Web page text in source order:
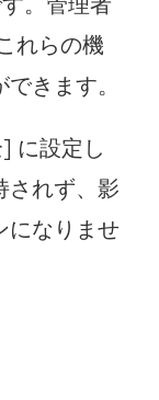
れらの機
きます。
に設定し
されず、影
になりませ